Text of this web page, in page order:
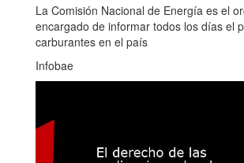
La Comisión Nacional de Energía es el
encargado de informar todos los días el
carburantes en el país
Infobae